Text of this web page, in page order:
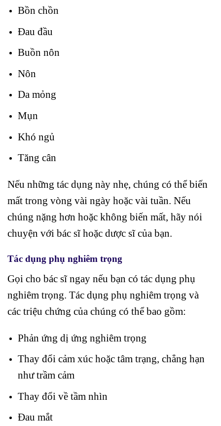
Bồn chồn
Đau đầu
Buồn nôn
Nôn
Da mỏng
Mụn
Khó ngủ
Tăng cân
Nếu những tác dụng này nhẹ, chúng có thể biến
mất trong vòng vài ngày hoặc vài tuần. Nếu
chúng nặng hơn hoặc không biến mất, hãy nói
chuyện với bác sĩ hoặc dược sĩ của bạn.
Tác dụng phụ nghiêm trọng
Gọi cho bác sĩ ngay nếu bạn có tác dụng phụ
nghiêm trọng. Tác dụng phụ nghiêm trọng và
các triệu chứng của chúng có thể bao gồm:
Phản ứng dị ứng nghiêm trọng
Thay đổi cảm xúc hoặc tâm trạng, chẳng hạn
như trầm cảm
Thay đổi về tầm nhìn
Đau mắt